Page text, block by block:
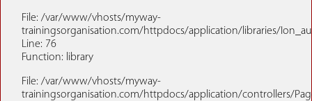
File: /var/www/vhosts/myway-
trainingsorganisation.com/httpdocs/application/libraries/
Line: 76
Function: library
File: /var/www/vhosts/myway-
trainingsorganisation.com/httpdocs/application/controllers/